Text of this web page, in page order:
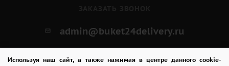
Используя наш сайт, а также нажимая в центре данного cookie-
admin@buket24delivery.ru